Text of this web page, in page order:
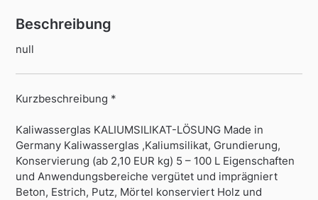
Beschreibung
null
Kurzbeschreibung *
Kaliwasserglas KALIUMSILIKAT-LÖSUNG Made in
Germany Kaliwasserglas ,Kaliumsilikat, Grundierung,
Konservierung (ab 2,10 EUR kg) 5 – 100 L Eigenschaften
und Anwendungsbereiche vergütet und imprägniert
Beton, Estrich, Putz, Mörtel konserviert Holz und